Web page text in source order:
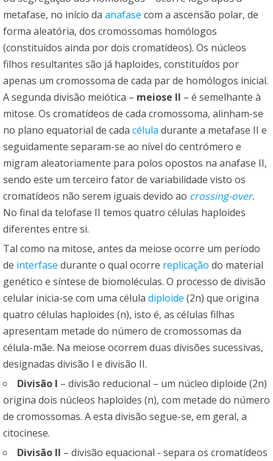
metafase, no início da anafase com a ascensão polar, de
forma aleatória, dos cromossomas homólogos
(constituídos ainda por dois cromatídeos). Os núcleos
filhos resultantes são já haploides, constituídos por
apenas um cromossoma de cada par de homólogos inicial.
A segunda divisão meiótica – meiose II – é semelhante à
mitose. Os cromatídeos de cada cromossoma, alinham-se
no plano equatorial de cada célula durante a metafase II e
seguidamente separam-se ao nível do centrómero e
migram aleatoriamente para polos opostos na anafase II,
sendo este um terceiro fator de variabilidade visto os
cromatídeos não serem iguais devido ao crossing-over.
No final da telofase II temos quatro células haploides
diferentes entre si.
Tal como na mitose, antes da meiose ocorre um período
de interfase durante o qual ocorre replicação do material
genético e síntese de biomoléculas. O processo de divisão
celular inicia-se com uma célula diploide (2n) que origina
quatro células haploides (n), isto é, as células filhas
apresentam metade do número de cromossomas da
célula-mãe. Na meiose ocorrem duas divisões sucessivas,
designadas divisão I e divisão II.
Divisão I – divisão reducional – um núcleo diploide (2n)
origina dois núcleos haploides (n), com metade do número
de cromossomas. A esta divisão segue-se, em geral, a
citocinese.
Divisão II – divisão equacional - separa os cromatídeos